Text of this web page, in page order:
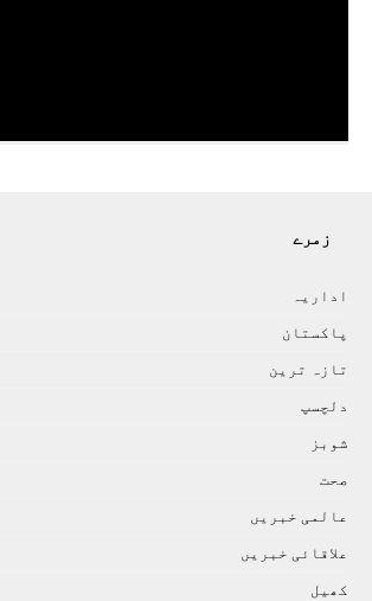
زمرے
اداريہ
پاکستان
تازہ ترين
دلچسپ
شوبز
صحت
عالمی خبريں
علاقائی خبريں
کھيل